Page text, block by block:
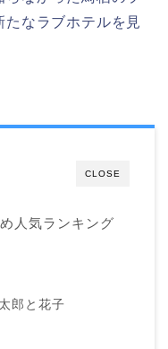
なラブホテルを見
CLOSE
人気ランキング
郎と花子